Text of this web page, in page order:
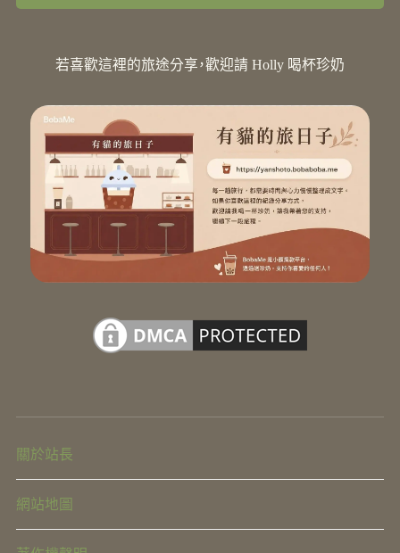
若喜歡這裡的旅途分享，歡迎請 Holly 喝杯珍奶
關於站長
網站地圖